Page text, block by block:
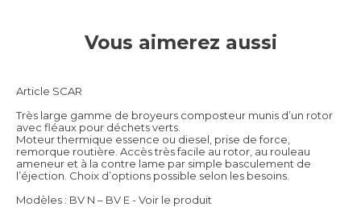
Vous aimerez aussi
Article SCAR
Très large gamme de broyeurs composteur munis d’un rotor
avec fléaux pour déchets verts.
Moteur thermique essence ou diesel, prise de force,
remorque routière. Accès très facile au rotor, au rouleau
ameneur et à la contre lame par simple basculement de
l’éjection. Choix d’options possible selon les besoins.
Modèles : BV N – BV E -Voir le produit